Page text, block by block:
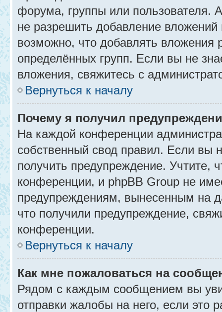
форума, группы или пользователя.
не разрешить добавление
возможно, что добавлять вложения
определённых групп. Если вы не
вложения, свяжитесь с
Вернуться к началу
Почему я получил
На каждой конференции
собственный свод правил. Если вы
получить предупреждение. Учтите,
конференции, и phpBB Group не
предупреждениям, вынесенным на
что получили предупреждение,
конференции.
Вернуться к началу
Как мне пожаловаться на
Рядом с каждым сообщением вы
отправки жалобы на него, если это